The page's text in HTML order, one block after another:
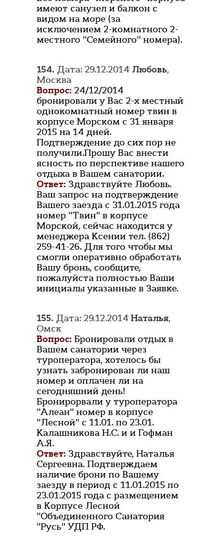
имеют санузел и балкон с
видом на море (за
исключением 2-комнатного 2-
местного "Семейного" номера).
154. Дата: 29.12.2014 Любовь,
Москва
Вопрос: 24/12/2014
бронировали у Вас 2-х местный
однокомнатный номер твин в
корпусе Морском с 31 января
2015 на 14 дней.
Подтверждение до сих пор не
получили.Прошу Вас внести
ясность по перспективе нашего
отдыха в Вашем санатории.
Ответ: Здравствуйте Любовь.
Ваш запрос на подтверждение
Вашего заезда с 31.01.2015 года
номер "Твин" в корпусе
Морской, сейчас находится у
менеджера Ксении тел. (862)
259-41-26. Для того чтобы мы
смогли оперативно обработать
Вашу бронь, сообщите,
пожалуйста полностью Ваши
инициалы указанные в Заявке.
155. Дата: 29.12.2014 Наталья,
Омск
Вопрос: Бронировали отдых в
Вашем санатории через
туроператора, хотелось бы
узнать забронирован ли наш
номер и оплачен ли на
сегодняшний день!
Бронирорвали у туроператора
"Алеан" номер в корпусе
"Лесной" с 11.01. по 23.01.
Калашникова Н.С. и и Гофман
А.Я.
Ответ: Здравствуйте, Наталья
Сергеевна. Подтверждаем
наличие брони по Вашему
заезду в период с 11.01.2015 по
23.01.2015 года с размещением
в Корпусе Лесной
"Объединенного Санатория
"Русь" УДП РФ.